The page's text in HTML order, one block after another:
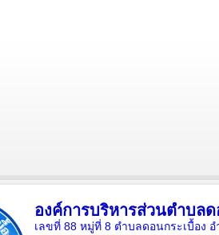
องค์การบริหารส่วนตำบลด
เลขที่ 88 หมู่ที่ 8 ตำบลดอนกระเบื้อง